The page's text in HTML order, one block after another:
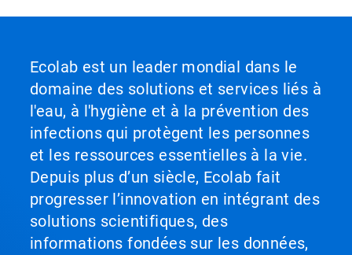
Ecolab est un leader mondial dans le
domaine des solutions et services liés à
l'eau, à l'hygiène et à la prévention des
infections qui protègent les personnes
et les ressources essentielles à la vie.
Depuis plus d’un siècle, Ecolab fait
progresser l’innovation en intégrant des
solutions scientifiques, des
informations fondées sur les données,